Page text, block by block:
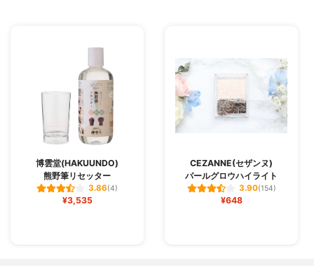
博雲堂(HAKUUNDO)
熊野筆リセッター
3.86(4)
¥3,535
CEZANNE(セザンヌ)
パールグロウハイライト
3.90(154)
¥648